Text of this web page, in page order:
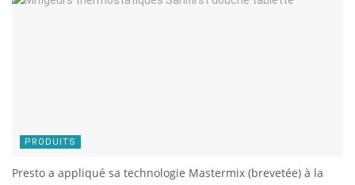
PRODUITS
Presto a appliqué sa technologie Mastermix (brevetée) à la